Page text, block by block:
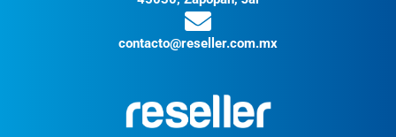
contacto@reseller.com.mx